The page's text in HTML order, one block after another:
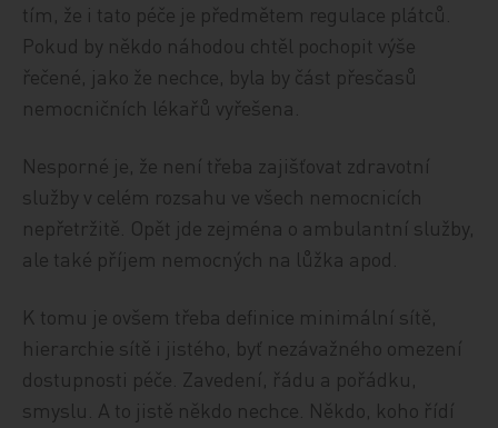
tím, že i tato péče je předmětem regulace plátců.
Pokud by někdo náhodou chtěl pochopit výše
řečené, jako že nechce, byla by část přesčasů
nemocničních lékařů vyřešena.
Nesporné je, že není třeba zajišťovat zdravotní
služby v celém rozsahu ve všech nemocnicích
nepřetržitě. Opět jde zejména o ambulantní služby,
ale také příjem nemocných na lůžka apod.
K tomu je ovšem třeba definice minimální sítě,
hierarchie sítě i jistého, byť nezávažného omezení
dostupnosti péče. Zavedení, řádu a pořádku,
smyslu. A to jistě někdo nechce. Někdo, koho řídí